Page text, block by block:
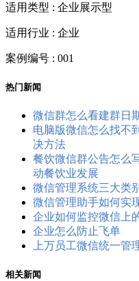
适用类型 : 企业展示型
适用行业 : 企业
案例编号 : 001
热门新闻
微信群怎么看建群日
电脑版微信怎么找不
决方法
餐饮微信群公告怎么
动餐饮业发展
微信管理系统三大类别
微信管理助手如何实
企业如何监控微信上
企业怎么防止飞单
上万员工微信统一管
相关新闻